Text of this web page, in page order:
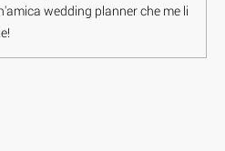
wedding planner che me li